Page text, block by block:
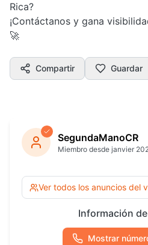
Rica?
¡Contáctanos y gana
🚀
Compartir Guardar
SegundaManoCR
Miembro desde janvier
Ver todos los anuncios del
Información
Mostrar